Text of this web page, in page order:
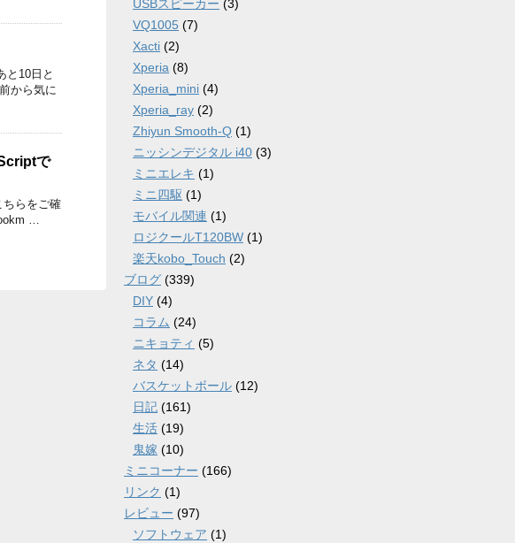
と10日と
から気に
で
ちらをご確
…
USBスピーカー (3)
VQ1005 (7)
Xacti (2)
Xperia (8)
Xperia_mini (4)
Xperia_ray (2)
Zhiyun Smooth-Q (1)
ニッシンデジタル i40 (3)
ミニエレキ (1)
ミニ四駆 (1)
モバイル関連 (1)
ロジクールT120BW (1)
楽天kobo_Touch (2)
ブログ (339)
DIY (4)
コラム (24)
ニキョティ (5)
ネタ (14)
バスケットボール (12)
日記 (161)
生活 (19)
鬼嫁 (10)
ミニコーナー (166)
リンク (1)
レビュー (97)
ソフトウェア (1)